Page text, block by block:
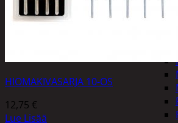
HIOMAKIVASARJA 10-OS
12,75 €
Lue Lisää